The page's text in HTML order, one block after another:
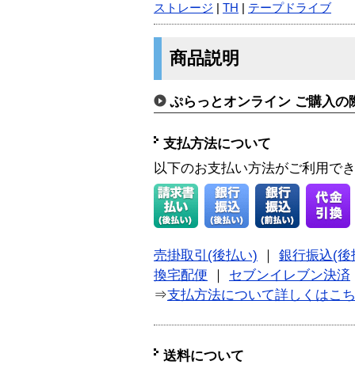
ストレージ TH テープドライブ
商品説明
ぷらっとオンライン ご購入の
支払方法について
以下のお支払い方法がご利用で
売掛取引(後払い)
銀行振込(後
換宅配便
セブンイレブン決済
⇒支払方法について詳しくはこ
送料について